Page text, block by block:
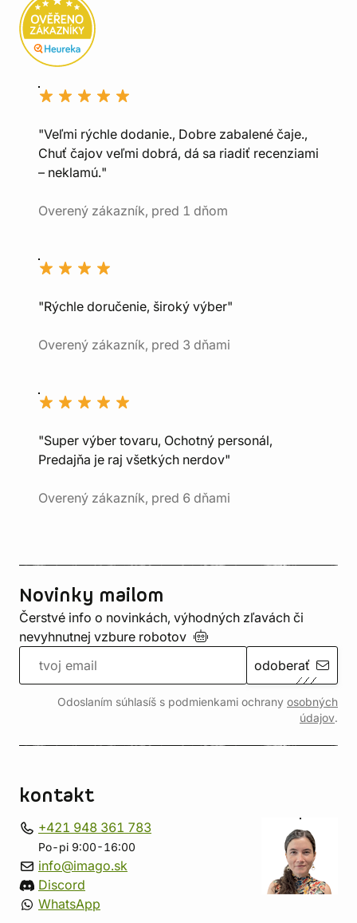
"Veľmi rýchle dodanie., Dobre zabalené čaje.,
Chuť čajov veľmi dobrá, dá sa riadiť recenziami
– neklamú."
Overený zákazník, pred 1 dňom
"Rýchle doručenie, široký výber"
Overený zákazník, pred 3 dňami
"Super výber tovaru, Ochotný personál,
Predajňa je raj všetkých nerdov"
Overený zákazník, pred 6 dňami
Novinky mailom
Čerstvé info o novinkách, výhodných zľavách či
nevyhnutnej vzbure robotov
odoberať
Odoslaním súhlasíš s podmienkami ochrany osobných
údajov.
kontakt
+421 948 361 783
Po-pi 9:00-16:00
info@imago.sk
Discord
WhatsApp